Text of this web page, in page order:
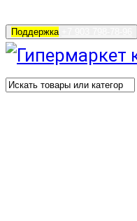
Поддержка